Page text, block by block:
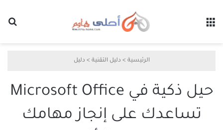
الرئيسية > دليل التقنية > دليل
حيل ذكية في Microsoft Office
تساعدك على إنجاز مهامك